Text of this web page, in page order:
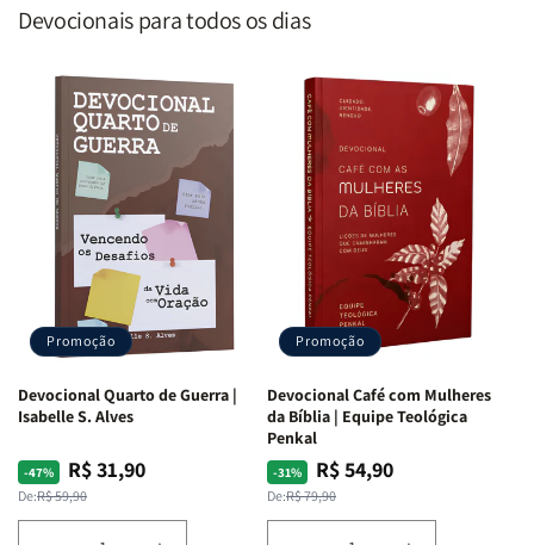
Devocionais para todos os dias
Promoção
Devocional Quarto de Guerra |
Isabelle S. Alves
-47%
Preço
normal
De:R$ 59,90
Preço
promocional
R$ 31,90
Promoção
Devocional Café com Mulheres
da Bíblia | Equipe Teológica
Penkal
-31%
Preço
normal
De:R$ 79,90
Preço
promocional
R$ 54,90